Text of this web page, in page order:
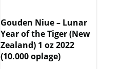
Gouden Niue – Lunar
Year of the Tiger (New
Zealand) 1 oz 2022
(10.000 oplage)